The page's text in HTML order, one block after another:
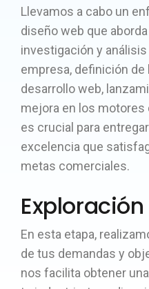
Llevamos a cabo un
diseño web que
investigación y
empresa, definición de
desarrollo web,
mejora en los motores
es crucial para
excelencia que
metas comerciales.
En esta etapa,
de tus demandas y
nos facilita obtener